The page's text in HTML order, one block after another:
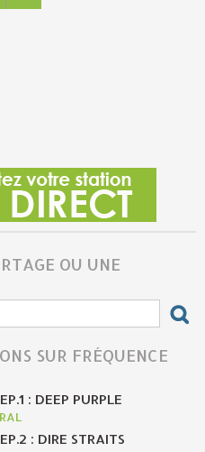
OU UNE
SUR FRÉQUENCE
: DEEP PURPLE
: DIRE STRAITS